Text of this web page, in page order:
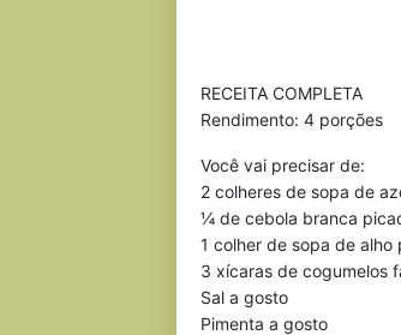
RECEITA COMPLETA
Rendimento: 4 porções
Você vai precisar de:
2 colheres de sopa de
¼ de cebola branca
1 colher de sopa de alho
3 xícaras de cogumelos
Sal a gosto
Pimenta a gosto